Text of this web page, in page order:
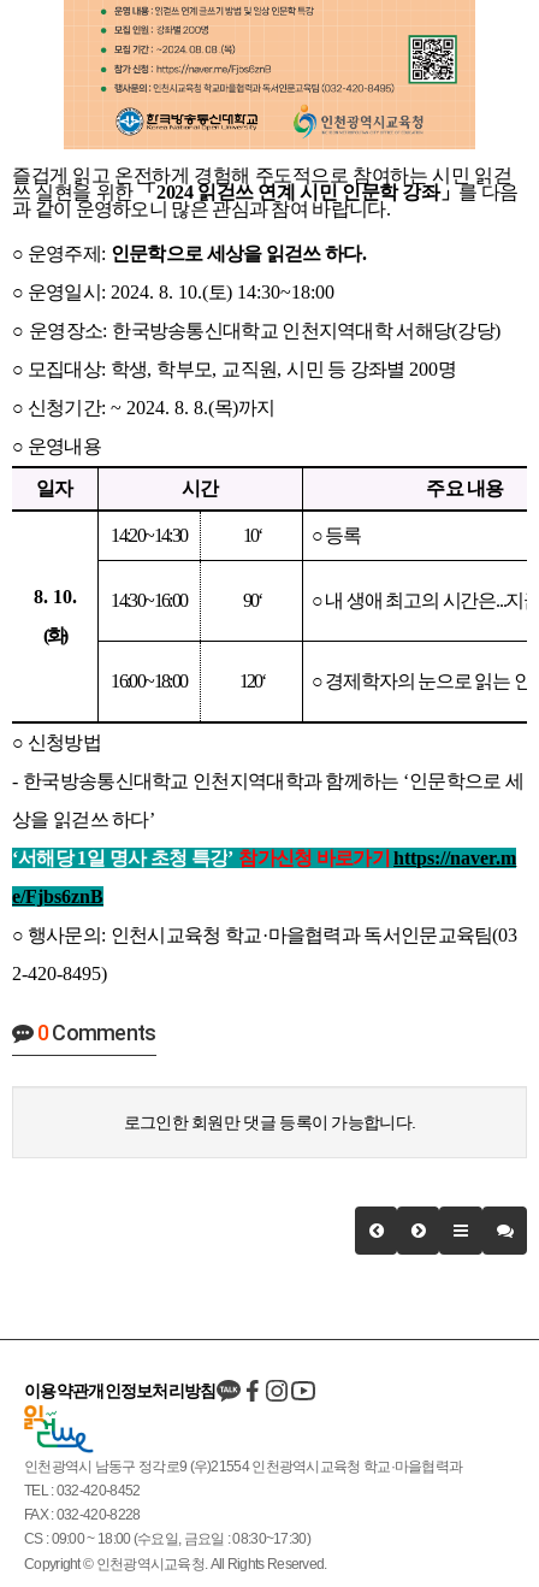
즐겁게 읽고 온전하게 경험해 주도적으로 참여하는 시민 읽걷
쓰 실현을 위한
「2024 읽걷쓰 연계 시민 인문학 강좌」 를 다음
과 같이 운영하오니 많은 관심과 참여 바랍니다.
○ 운영주제 : 인문학으로 세상을 읽걷쓰 하다.
○ 운영일시 : 2024. 8. 10.(토) 14:30~18:00
○ 운영장소: 한국방송통신대학교 인천지역대학 서해당(강당)
○ 모집대상: 학생, 학부모, 교직원,시민 등 강좌별 200명
○ 신청기간: ~ 2024. 8. 8.(목)까지
○ 운영내용
일자 시간 주요 내용
8. 10.
(화)
14:20~14:30 10‘ ○등록
14:30~16:00 90‘ ○내 생애 최고의 시간은...지
16:00~18:00 120‘ ○경제학자의 눈으로 읽는 인
○ 신청방법
- 한국방송통신대학교 인천지역대학과 함께하는 ‘인문학으로 세
상을 읽걷쓰 하다’
‘서해당1일 명사 초청 특강’ 참가신청 바로가기 https://naver.m
e/Fjbs6znB
○ 행사문의 : 인천시교육청 학교·마을협력과 독서인문교육팀(03
2-420-8495)
0Comments
로그인한 회원만 댓글 등록이 가능합니다.
인천광역시 남동구 정각로9 (우)21554 인천광역시교육청 학교·마을협력과
TEL : 032-420-8452
FAX : 032-420-8228
CS : 09:00 ~ 18:00 (수요일, 금요일 : 08:30~17:30)
Copyright © 인천광역시교육청. All Rights Reserved.
이용약관개인정보처리방침